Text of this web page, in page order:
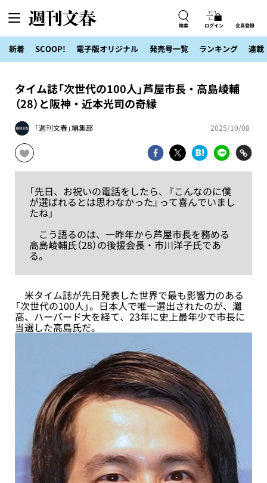
検索 ログイン 会員登録
新着 SCOOP! 電子版オリジナル 発売号一覧 ランキング 連載
タイム誌「次世代の100人」芦屋市長・高島崚輔
（28）と阪神・近本光司の奇縁
「週刊文春」編集部 2025/10/08
「先日、お祝いの電話をしたら、『こんなのに僕
が選ばれるとは思わなかった』って喜んでいまし
たね」
こう語るのは、一昨年から芦屋市長を務める
高島崚輔氏（28）の後援会長・市川洋子氏であ
る。
米タイム誌が先日発表した世界で最も影響力のある
「次世代の100人」。日本人で唯一選出されたのが、灘
高、ハーバード大を経て、23年に史上最年少で市長に
当選した高島氏だ。